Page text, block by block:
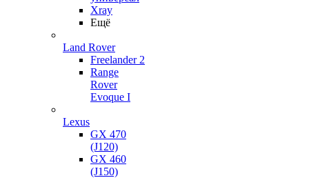
Xray
Ещё
Land Rover
Freelander 2
Range
Rover
Evoque I
Lexus
GX 470
(J120)
GX 460
(J150)